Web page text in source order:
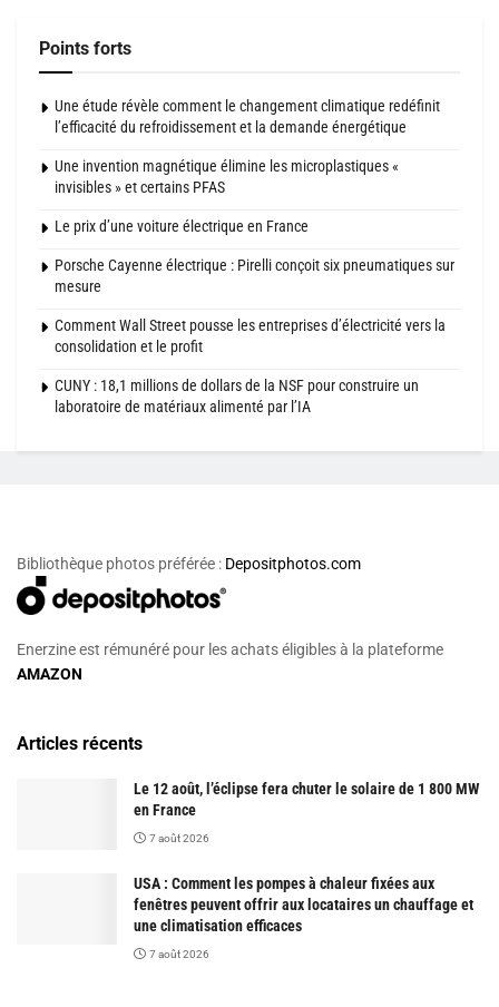
Points forts
Une étude révèle comment le changement climatique redéfinit
l’efficacité du refroidissement et la demande énergétique
Une invention magnétique élimine les microplastiques «
invisibles » et certains PFAS
Le prix d’une voiture électrique en France
Porsche Cayenne électrique : Pirelli conçoit six pneumatiques sur
mesure
Comment Wall Street pousse les entreprises d’électricité vers la
consolidation et le profit
CUNY : 18,1 millions de dollars de la NSF pour construire un
laboratoire de matériaux alimenté par l’IA
Bibliothèque photos préférée : Depositphotos.com
Enerzine est rémunéré pour les achats éligibles à la plateforme
AMAZON
Articles récents
Le 12 août, l’éclipse fera chuter le solaire de 1 800 MW
en France
7 août 2026
USA : Comment les pompes à chaleur fixées aux
fenêtres peuvent offrir aux locataires un chauffage et
une climatisation efficaces
7 août 2026